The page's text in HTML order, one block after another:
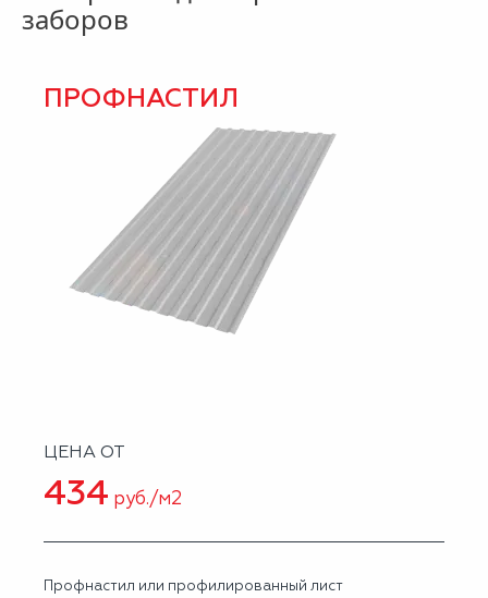
заборов
ПРОФНАСТИЛ
ЦЕНА ОТ
434 руб./м2
Профнастил или профилированный лист